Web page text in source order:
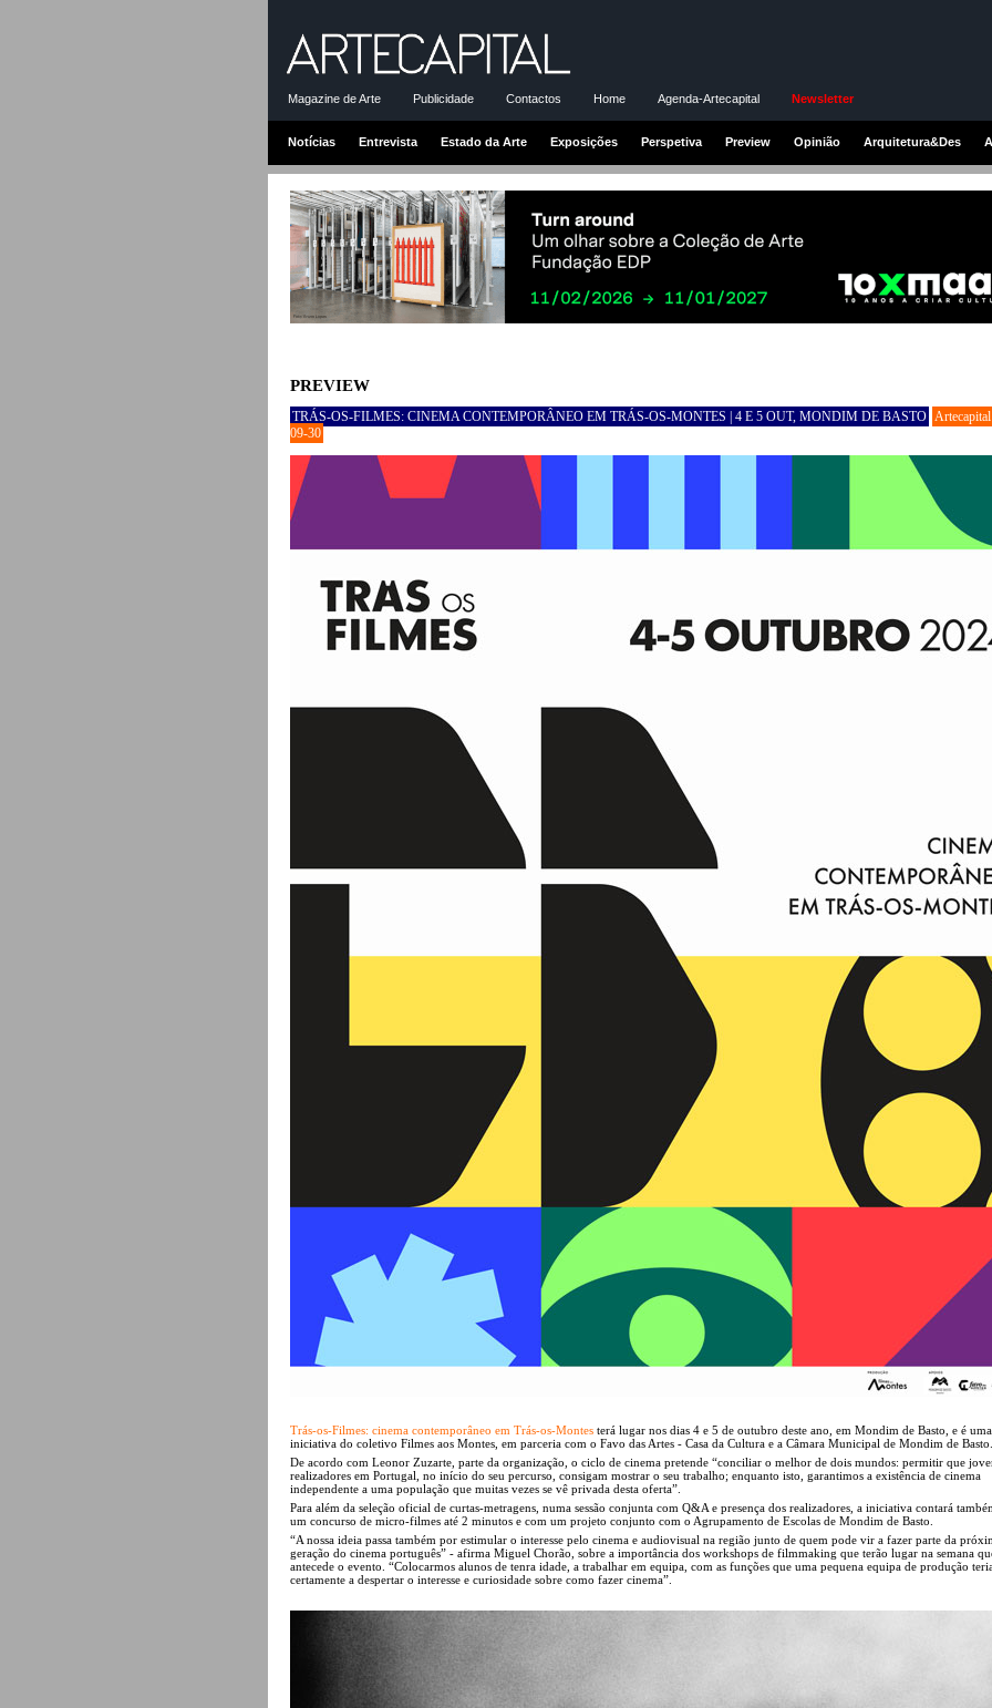
Magazine de Arte Publicidade Contactos Home Agenda-Artecapital Newsletter
Notícias Entrevista Estado da Arte Exposições Perspetiva Preview Opinião Arquitetura&Des
PREVIEW
TRÁS-OS-FILMES: CINEMA CONTEMPORÂNEO EM TRÁS-OS-MONTES | 4 E 5 OUT, MONDIM DE BASTO Artecapital
09-30
Trás-os-Filmes: cinema contemporâneo em Trás-os-Montes terá lugar nos dias 4 e 5 de outubro deste ano, em Mondim de Basto, e é uma
iniciativa do coletivo Filmes aos Montes, em parceria com o Favo das Artes - Casa da Cultura e a Câmara Municipal de Mondim de Basto.
De acordo com Leonor Zuzarte, parte da organização, o ciclo de cinema pretende “conciliar o melhor de dois mundos: permitir que
realizadores em Portugal, no início do seu percurso, consigam mostrar o seu trabalho; enquanto isto, garantimos a existência de cinema
independente a uma população que muitas vezes se vê privada desta oferta”.
Para além da seleção oficial de curtas-metragens, numa sessão conjunta com Q&A e presença dos realizadores, a iniciativa contará
um concurso de micro-filmes até 2 minutos e com um projeto conjunto com o Agrupamento de Escolas de Mondim de Basto.
“A nossa ideia passa também por estimular o interesse pelo cinema e audiovisual na região junto de quem pode vir a fazer parte da
geração do cinema português” - afirma Miguel Chorão, sobre a importância dos workshops de filmmaking que terão lugar na semana
antecede o evento. “Colocarmos alunos de tenra idade, a trabalhar em equipa, com as funções que uma pequena equipa de produção
certamente a despertar o interesse e curiosidade sobre como fazer cinema”.